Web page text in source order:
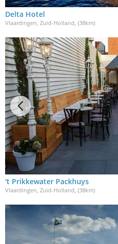
Delta Hotel
Vlaardingen, Zuid-Holland, (38km)
't Prikkewater Packhuys
Vlaardingen, Zuid-Holland , (38km)